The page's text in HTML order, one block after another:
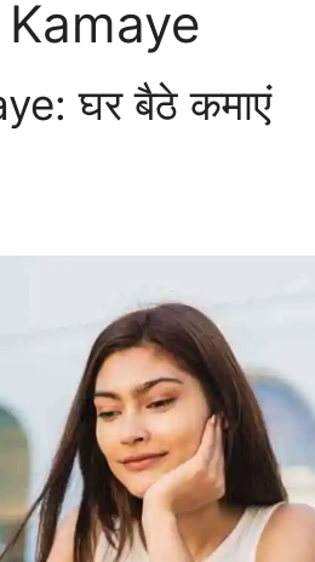
घर बैठे कमाएं